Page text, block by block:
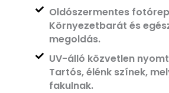
Oldószermentes
Környezetbarát és
megoldás.
UV-álló közvetlen
Tartós, élénk színek,
fakulnak.